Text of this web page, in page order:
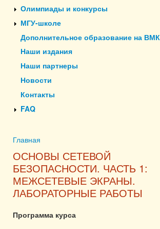
Олимпиады и конкурсы
МГУ-школе
Дополнительное образование на ВМК
Наши издания
Наши партнеры
Новости
Контакты
FAQ
Вы здесь
Главная
ОСНОВЫ СЕТЕВОЙ
БЕЗОПАСНОСТИ. ЧАСТЬ 1:
МЕЖСЕТЕВЫЕ ЭКРАНЫ.
ЛАБОРАТОРНЫЕ РАБОТЫ
Программа курса